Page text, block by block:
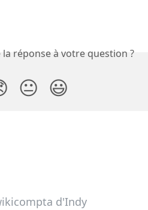
réponse à votre question ?
😐 😃